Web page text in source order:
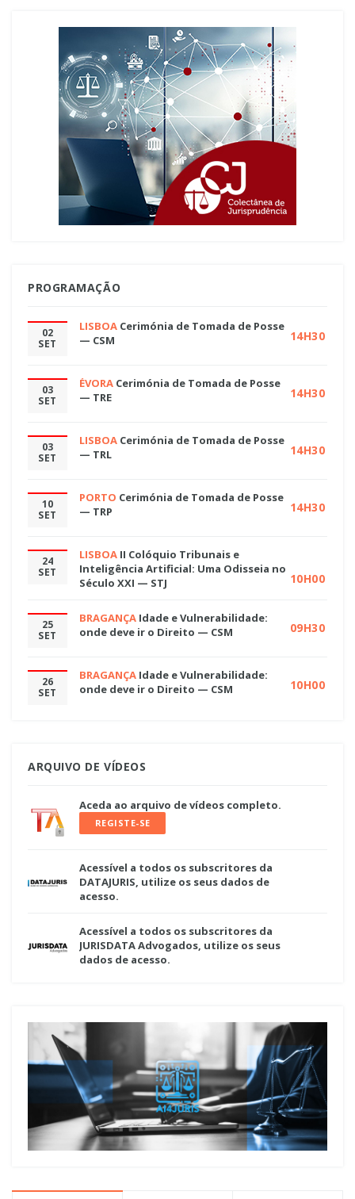
PROGRAMAÇÃO
02
SET
LISBOA Cerimónia de Tomada de Posse
— CSM
14H30
03
SET
ÉVORA Cerimónia de Tomada de Posse
— TRE
14H30
03
SET
LISBOA Cerimónia de Tomada de Posse
— TRL
14H30
10
SET
PORTO Cerimónia de Tomada de Posse
— TRP
14H30
24
SET
LISBOA II Colóquio Tribunais e
Inteligência Artificial: Uma Odisseia no
Século XXI — STJ
10H00
25
SET
BRAGANÇA Idade e Vulnerabilidade:
onde deve ir o Direito — CSM
09H30
26
SET
BRAGANÇA Idade e Vulnerabilidade:
onde deve ir o Direito — CSM
10H00
ARQUIVO DE VÍDEOS
Aceda ao arquivo de vídeos completo.
REGISTE-SE
Acessível a todos os subscritores da
DATAJURIS, utilize os seus dados de
acesso.
Acessível a todos os subscritores da
JURISDATA Advogados, utilize os seus
dados de acesso.